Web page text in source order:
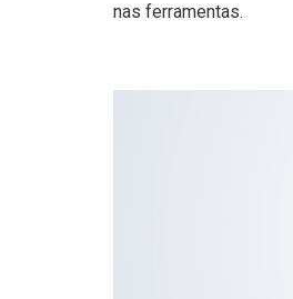
nas ferramentas.